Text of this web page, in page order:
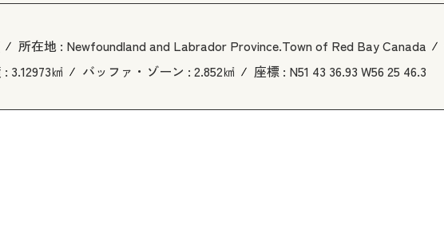
所在地 : Newfoundland and Labrador Province.Town of Red Bay Canada
: 3.12973㎢ バッファ・ゾーン : 2.852㎢ 座標 : N51 43 36.93 W56 25 46.3